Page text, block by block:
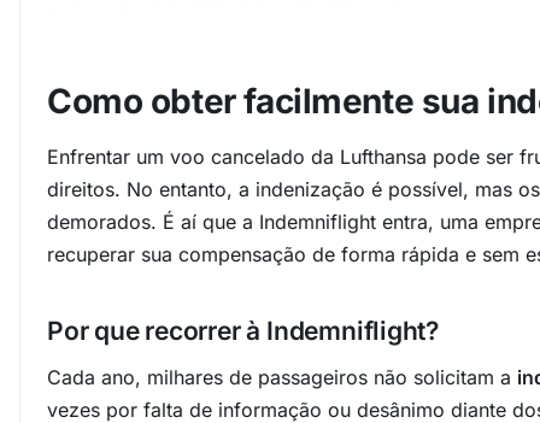
Como obter facilmente sua
Enfrentar um voo cancelado da Lufthansa pode ser
direitos. No entanto, a indenização é possível, mas
demorados. É aí que a Indemniflight entra, uma
recuperar sua compensação de forma rápida e sem
Por que recorrer à Indemniflight?
Cada ano, milhares de passageiros não solicitam a
vezes por falta de informação ou desânimo diante